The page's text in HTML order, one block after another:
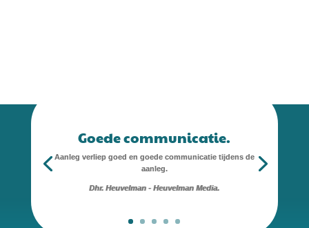
Goede communicatie.
Aanleg verliep goed en goede communicatie tijdens de
aanleg.
Dhr. Heuvelman - Heuvelman Media.